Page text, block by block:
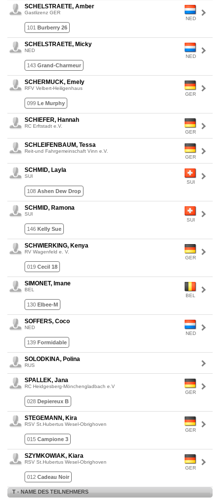
NED
SCHELSTRAETE, Amber
Gastlizenz GER
101 Burberry 26
NED
SCHELSTRAETE, Micky
NED
143 Grand-Charmeur
GER
SCHERMUCK, Emely
RFV Velbert-Heiligenhaus
099 Le Murphy
GER
SCHIEFER, Hannah
RC Erftstadt e.V.
GER
SCHLEIFENBAUM, Tessa
Reit-und Fahrgemeinschaft Vinn e.V.
SUI
SCHMID, Layla
SUI
108 Ashen Dew Drop
SUI
SCHMID, Ramona
SUI
146 Kelly Sue
GER
SCHWIERKING, Kenya
RV Wagenfeld e. V.
019 Cecil 18
BEL
SIMONET, Imane
BEL
130 Elbee-M
NED
SOFFERS, Coco
NED
139 Formidable
SOLODKINA, Polina
RUS
GER
SPALLEK, Jana
RC Heidgesberg-Mönchengladbach e.V
028 Depiereux B
GER
STEGEMANN, Kira
RSV St.Hubertus Wesel-Obrighoven
015 Campione 3
GER
SZYMKOWIAK, Kiara
RSV St.Hubertus Wesel-Obrighoven
012 Cadeau Noir
T - NAME DES TEILNEHMERS